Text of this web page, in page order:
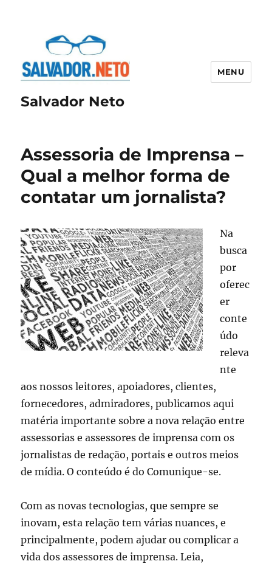
Salvador Neto
MENU
Assessoria de Imprensa –
Qual a melhor forma de
contatar um jornalista?
Na
busca
por
oferec
er
conte
údo
releva
nte
aos nossos leitores, apoiadores, clientes,
fornecedores, admiradores, publicamos aqui
matéria importante sobre a nova relação entre
assessorias e assessores de imprensa com os
jornalistas de redação, portais e outros meios
de mídia. O conteúdo é do Comunique-se.
Com as novas tecnologias, que sempre se
inovam, esta relação tem várias nuances, e
principalmente, podem ajudar ou complicar a
vida dos assessores de imprensa. Leia,